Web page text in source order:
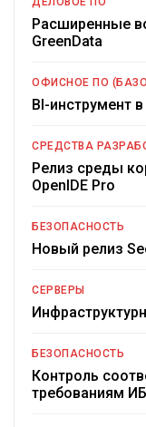
Расширенные
GreenData
ОФИСНОЕ ПО
BI-инструмент
СРЕДСТВА
Релиз среды
OpenIDE Pro
БЕЗОПАСНОСТЬ
Новый релиз
СЕРВЕРЫ
БЕЗОПАСНОСТЬ
Контроль
требованиям